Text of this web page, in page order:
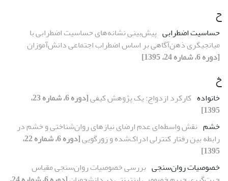
ح
حساسیت اضطرابی پیش‌بینی نشانه‌های حساسیت اضطرابی با
میانجیگری ذهن‌آگاهی بر اساس اضطراب اجتماعی دانش‌آموزان
[دوره 6، شماره 24، 1395]
خ
خانواده کارکرد ازدواج: یک پژوهش کیفی
[دوره 6، شماره 23،
1395]
خشم نقش واسطه‌ای عدم ارضای نیازهای روان‌شناختی و خشم در
رابطه بین رفتار کنترلی ادراک‌شده و زورگویی
[دوره 6، شماره 22،
1395]
خصوصیات روان‌سنجی بررسی خصوصیات روان‌سنجی مقیاس